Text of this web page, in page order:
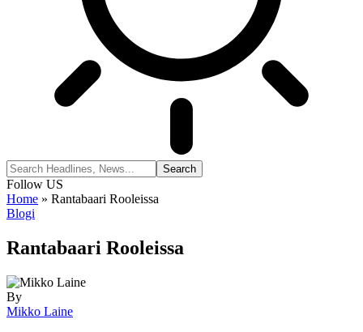
Follow US
Home » Rantabaari Rooleissa
Blogi
Rantabaari Rooleissa
By
Mikko Laine